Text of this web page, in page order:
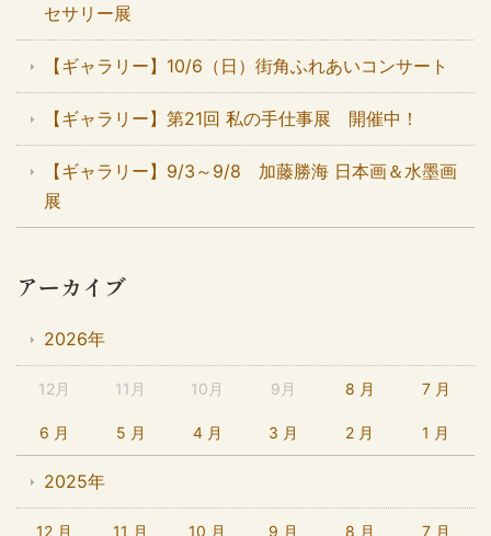
セサリー展
【ギャラリー】10/6（日）街角ふれあいコンサート
【ギャラリー】第21回 私の手仕事展 開催中！
【ギャラリー】9/3～9/8 加藤勝海 日本画＆水墨画
展
アーカイブ
2026年
12月 11月 10月 9月 8 月 7 月
6 月 5 月 4 月 3 月 2 月 1 月
2025年
12 月 11 月 10 月 9 月 8 月 7 月